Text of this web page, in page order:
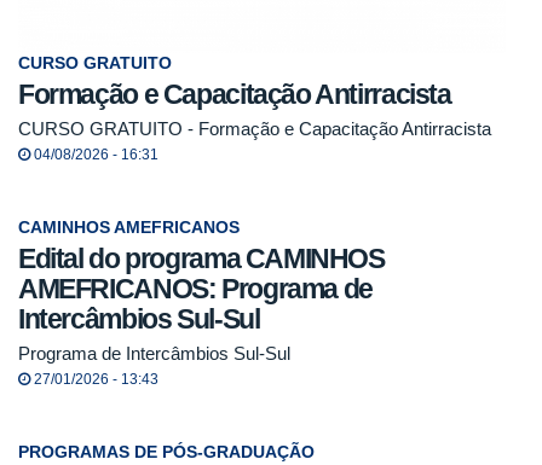
CURSO GRATUITO
Formação e Capacitação Antirracista
CURSO GRATUITO - Formação e Capacitação Antirracista
04/08/2026 - 16:31
CAMINHOS AMEFRICANOS
Edital do programa CAMINHOS
AMEFRICANOS: Programa de
Intercâmbios Sul-Sul
Programa de Intercâmbios Sul-Sul
27/01/2026 - 13:43
PROGRAMAS DE PÓS-GRADUAÇÃO